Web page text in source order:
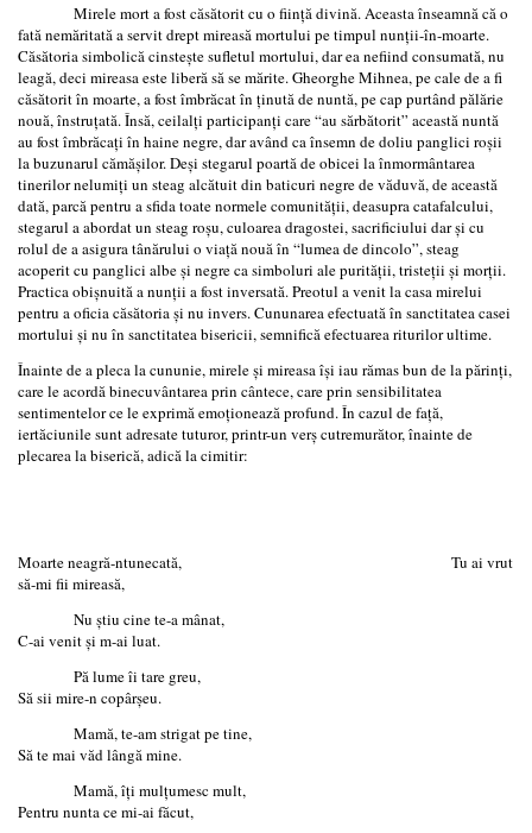
Mirele mort a fost căsătorit cu o fiinţă divină. Aceasta înseamnă că o
fată nemăritată a servit drept mireasă mortului pe timpul nunţii-în-moarte.
Căsătoria simbolică cinsteşte sufletul mortului, dar ea nefiind consumată, nu
leagă, deci mireasa este liberă să se mărite. Gheorghe Mihnea, pe cale de a fi
căsătorit în moarte, a fost îmbrăcat în ţinută de nuntă, pe cap purtând pălărie
nouă, înstruţată. Însă, ceilalţi participanţi care “au sărbătorit” această nuntă
au fost îmbrăcaţi în haine negre, dar având ca însemn de doliu panglici roşii
la buzunarul cămăşilor. Deşi stegarul poartă de obicei la înmormântarea
tinerilor nelumiţi un steag alcătuit din baticuri negre de văduvă, de această
dată, parcă pentru a sfida toate normele comunităţii, deasupra catafalcului,
stegarul a abordat un steag roşu, culoarea dragostei, sacrificiului dar şi cu
rolul de a asigura tânărului o viaţă nouă în “lumea de dincolo”, steag
acoperit cu panglici albe şi negre ca simboluri ale purităţii, tristeţii şi morţii.
Practica obişnuită a nunţii a fost inversată. Preotul a venit la casa mirelui
pentru a oficia căsătoria şi nu invers. Cununarea efectuată în sanctitatea casei
mortului şi nu în sanctitatea bisericii, semnifică efectuarea riturilor ultime.
Înainte de a pleca la cununie, mirele şi mireasa îşi iau rămas bun de la părinţi,
care le acordă binecuvântarea prin cântece, care prin sensibilitatea
sentimentelor ce le exprimă emoţionează profund. În cazul de faţă,
iertăciunile sunt adresate tuturor, printr-un verş cutremurător, înainte de
plecarea la biserică, adică la cimitir:
Moarte neagră-ntunecată, Tu ai vrut
să-mi fii mireasă,
Nu ştiu cine te-a mânat,
C-ai venit şi m-ai luat.
Pă lume îi tare greu,
Să sii mire-n copârşeu.
Mamă, te-am strigat pe tine,
Să te mai văd lângă mine.
Mamă, îţi mulţumesc mult,
Pentru nunta ce mi-ai făcut,